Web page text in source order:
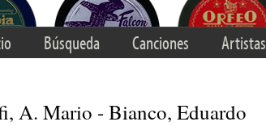
Búsqueda Canciones Artistas
A. Mario - Bianco, Eduardo